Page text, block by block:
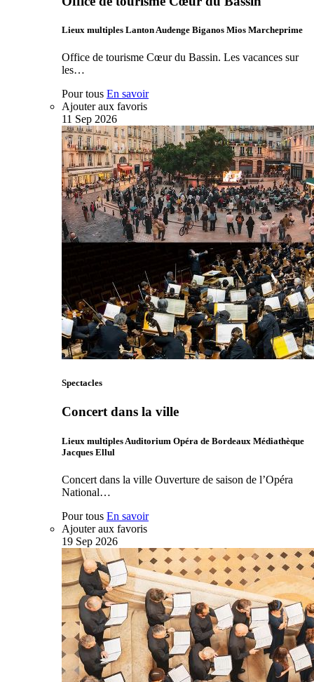
Lieux multiples Lanton Audenge Biganos Mios Marcheprime
Office de tourisme Cœur du Bassin. Les vacances sur
les…
Pour tous En savoir
Ajouter aux favoris
11 Sep 2026
Spectacles
Concert dans la ville
Lieux multiples Auditorium Opéra de Bordeaux Médiathèque
Jacques Ellul
Concert dans la ville Ouverture de saison de l’Opéra
National…
Pour tous En savoir
Ajouter aux favoris
19 Sep 2026